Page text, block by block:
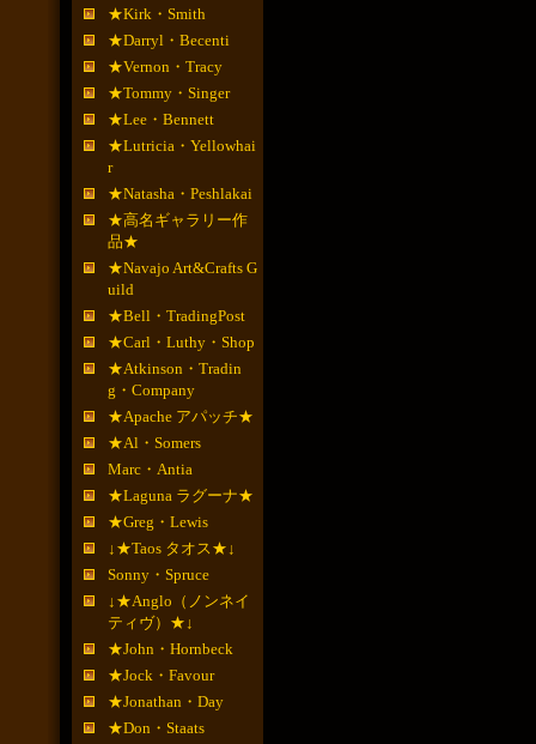
★Kirk・Smith
★Darryl・Becenti
★Vernon・Tracy
★Tommy・Singer
★Lee・Bennett
★Lutricia・Yellowhai
r
★Natasha・Peshlakai
★高名ギャラリー作
品★
★Navajo Art&Crafts G
uild
★Bell・TradingPost
★Carl・Luthy・Shop
★Atkinson・Tradin
g・Company
★Apache アパッチ★
★Al・Somers
Marc・Antia
★Laguna ラグーナ★
★Greg・Lewis
↓★Taos タオス★↓
Sonny・Spruce
↓★Anglo（ノンネイ
ティヴ）★↓
★John・Hornbeck
★Jock・Favour
★Jonathan・Day
★Don・Staats